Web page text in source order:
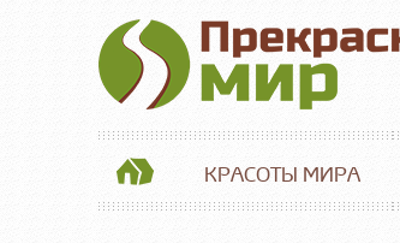
КРАСОТЫ МИРА